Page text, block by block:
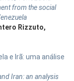
from the social
Rizzuto,
e Irã: uma análise
Iran: an analysis